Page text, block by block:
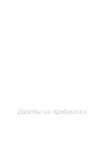
Билеты не продаются